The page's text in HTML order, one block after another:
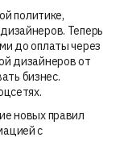
политике,
Теперь
до оплаты через
дизайнеров от
бизнес.
новых правил
с